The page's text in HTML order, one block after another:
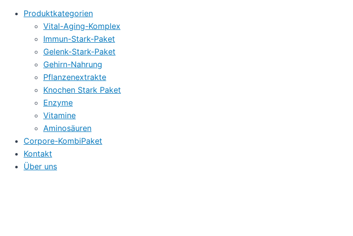
Produktkategorien
Vital-Aging-Komplex
Immun-Stark-Paket
Gelenk-Stark-Paket
Gehirn-Nahrung
Pflanzenextrakte
Knochen Stark Paket
Enzyme
Vitamine
Aminosäuren
Corpore-KombiPaket
Kontakt
Über uns